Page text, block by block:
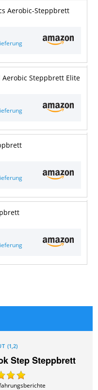
Aerobic-Steppbrett
Aerobic Steppbrett Elite
(1,2)
Step Steppbrett